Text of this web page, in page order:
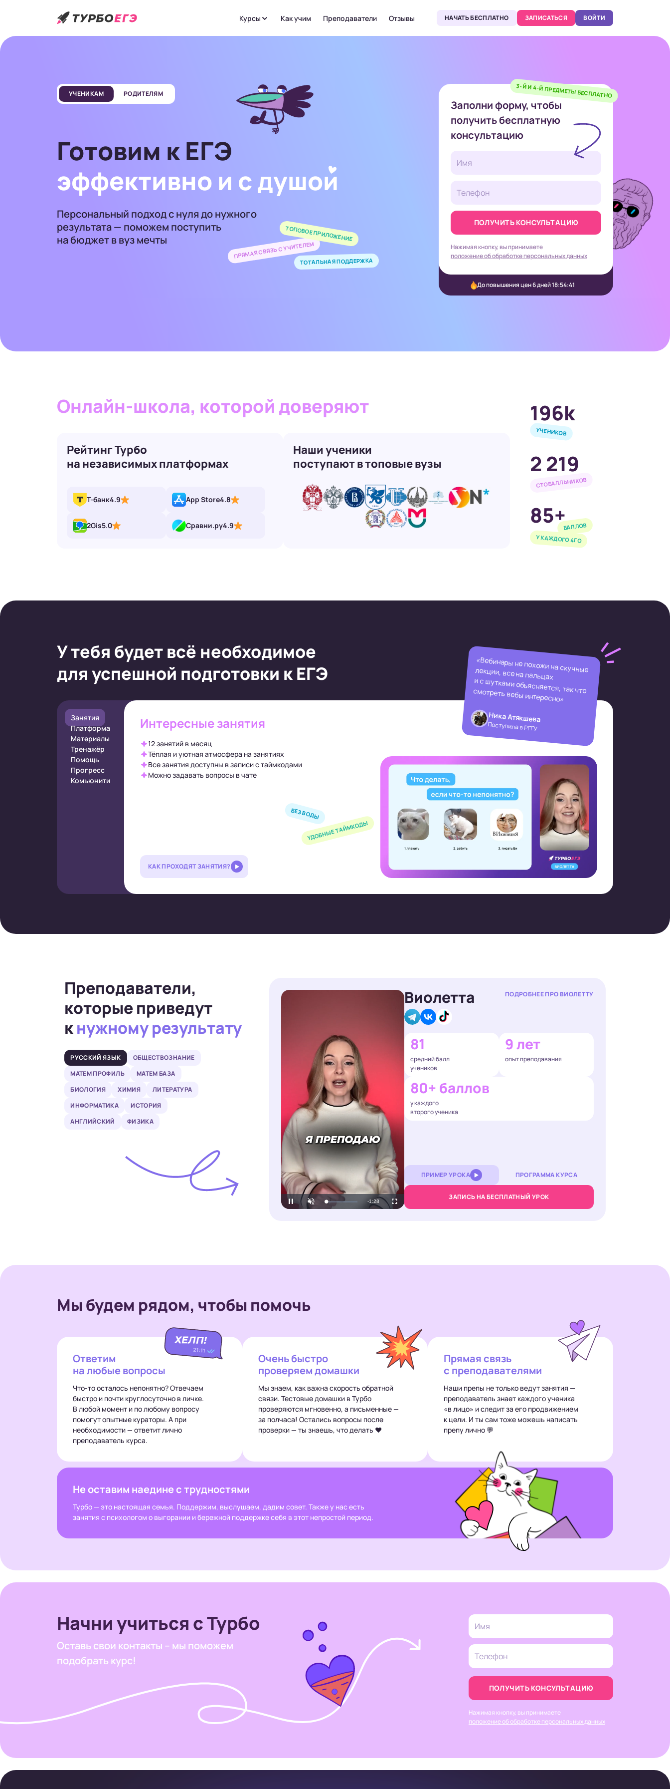
Курсы Как учим Преподаватели Отзывы НАЧАТЬ БЕСПЛАТНО ЗАПИСАТЬСЯ ВОЙТИ
УЧЕНИКАМ РОДИТЕЛЯМ
Готовим к ЕГЭ
эффективно и с душои
Персональный подход с нуля до нужного
результата — поможем поступить
на бюджет в вуз мечты
ТОПОВОЕ ПРИЛОЖЕНИЕ
ПРЯМАЯ СВЯЗЬ С УЧИТЕЛЕМ
ТОТАЛЬНАЯ ПОДДЕРЖКА
Заполни форму, чтобы
получить бесплатную
консультацию
ПОЛУЧИТЬ КОНСУЛЬТАЦИЮ
Нажимая кнопку, вы принимаете
положение об обработке персональных данных
3-Й И 4-Й ПРЕДМЕТЫ БЕСПЛАТНО
До повышения цен 6 дней 18:54:39
Онлайн-школа, которой доверяют
Рейтинг Турбо
на независимых платформах
Т-банк4.9 App Store4.8
2Gis5.0 Сравни.ру4.9
Наши ученики
поступают в топовые вузы
196k
УЧЕНИКОВ
2 219
СТОБАЛЛЬНИКОВ
85+БАЛЛОВ
У КАЖДОГО 4ГО
У тебя будет всё необходимое
для успешной подготовки к ЕГЭ
Занятия
Платформа
Материалы
Тренажёр
Помощь
Прогресс
Комьюнити
Интересные занятия
12 занятий в месяц
Тёплая и уютная атмосфера на занятиях
Все занятия доступны в записи с таймкодами
Можно задавать вопросы в чате
КАК ПРОХОДЯТ ЗАНЯТИЯ?
«Вебинары не похожи на скучные лекции, все на пальцах
и с шутками объясняется, так что смотреть вебы интересно»
Ника Атякшева
Поступила в РГГУ
УДОБНЫЕ ТАЙМКОДЫ
БЕЗ ВОДЫ
Преподаватели,
которые приведут
кнужному результату
РУССКИЙ ЯЗЫК
ОБЩЕСТВОЗНАНИЕ
МАТЕМ ПРОФИЛЬ
МАТЕМ БАЗА
БИОЛОГИЯ
ХИМИЯ
ЛИТЕРАТУРА
ИНФОРМАТИКА
ИСТОРИЯ
АНГЛИЙСКИЙ
ФИЗИКА
UnmuteLoaded:
6.85%
Виолетта ПОДРОБНЕЕ ПРО ВИОЛЕТТУ
81
средний балл
учеников
9 лет
опыт преподавания
80+ баллов
у каждого
второго ученика
ПРИМЕР УРОКА ПРОГРАММА КУРСА
ЗАПИСЬ НА БЕСПЛАТНЫЙ УРОК
Мы будем рядом, чтобы помочь
Ответим
на любые вопросы
Что-то осталось непонятно? Отвечаем
быстро и почти круглосуточно в личке.
В любой момент и по любому вопросу
помогут опытные кураторы. А при
необходимости — ответит лично
преподаватель курса.
Очень быстро
проверяем домашки
Мы знаем, как важна скорость обратной
связи. Тестовые домашки в Турбо
проверяются мгновенно, а письменные —
за полчаса! Остались вопросы после
проверки — ты знаешь, что делать ❤️
Прямая связь
с преподавателями
Наши препы не только ведут занятия —
преподаватель знает каждого ученика
«в лицо» и следит за его продвижением
к цели. И ты сам тоже можешь написать
препу лично 💬
Не оставим наедине с трудностями
Турбо — это настоящая семья. Поддержим, выслушаем, дадим совет. Также у нас есть
занятия с психологом о выгорании и бережной поддержке себя в этот непростой период.
Начни учиться с Турбо
Оставь свои контакты – мы поможем
подобрать курс!
ПОЛУЧИТЬ КОНСУЛЬТАЦИЮ
Нажимая кнопку, вы принимаете
положение об обработке персональных данных